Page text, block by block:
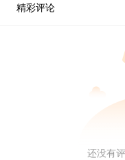
Mircea Popescu
是
一些具有持久影响的
的追随者今天
响力的地位……
assets 居民（他们
）上没有
精彩评论
还没有